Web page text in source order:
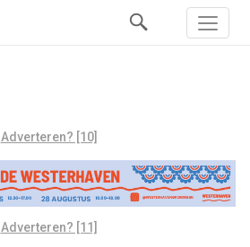
Adverteren? [10]
Adverteren? [11]